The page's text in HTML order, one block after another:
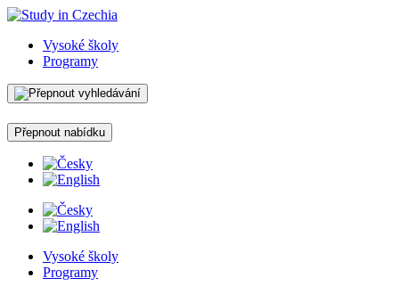
Vysoké školy
Programy
Přepnout nabídku
Vysoké školy
Programy